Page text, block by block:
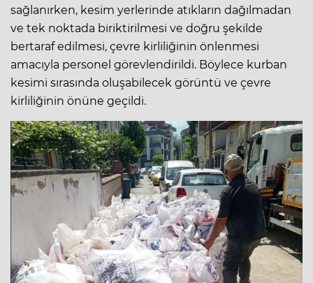
sağlanırken, kesim yerlerinde atıkların dağılmadan
ve tek noktada biriktirilmesi ve doğru şekilde
bertaraf edilmesi, çevre kirliliğinin önlenmesi
amacıyla personel görevlendirildi. Böylece kurban
kesimi sırasında oluşabilecek görüntü ve çevre
kirliliğinin önüne geçildi.